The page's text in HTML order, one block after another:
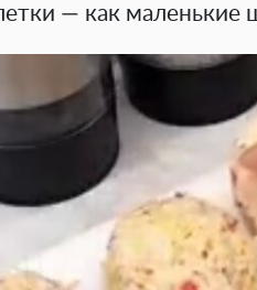
— как маленькие